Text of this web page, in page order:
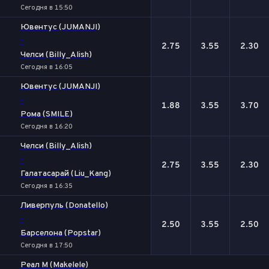
Сегодня в 15:50
Ювентус (JUMANJI)
-
Челси (Billy_Alish)
Сегодня в 16:05
2.75 3.55 2.30
Ювентус (JUMANJI)
-
Рома (SMILE)
Сегодня в 16:20
1.88 3.55 3.70
Челси (Billy_Alish)
-
Галатасарай (Liu_Kang)
Сегодня в 16:35
2.75 3.55 2.30
Ливерпуль (Donatello)
-
Барселона (Popstar)
Сегодня в 17:50
2.50 3.55 2.50
Реал М (Makelele)